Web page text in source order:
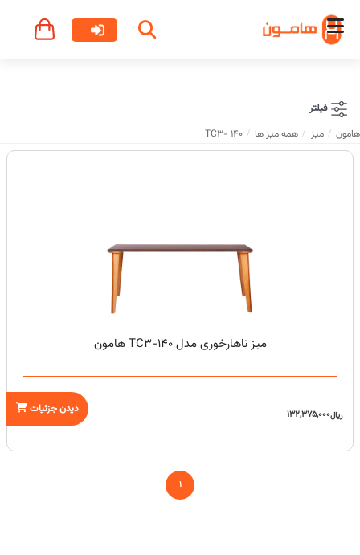
فیلتر
هامون
میز همه میز ها TC3- 140
میز ناهارخوری مدل TC3-140 هامون
ریال132,375,000 دیدن جزئیات
1